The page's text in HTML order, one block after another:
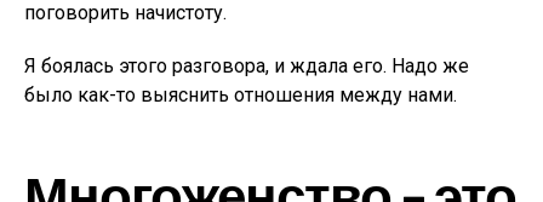
поговорить начистоту.
Я боялась этого разговора, и ждала его. Надо же
было как-то выяснить отношения между нами.